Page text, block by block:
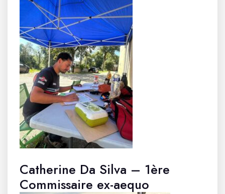
Catherine Da Silva – 1ère
Commissaire ex-aequo